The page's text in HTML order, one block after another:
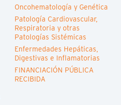
Oncohematología y Genética
Patología Cardiovascular,
Respiratoria y otras
Patologías Sistémicas
Enfermedades Hepáticas,
Digestivas e Inflamatorias
FINANCIACIÓN PÚBLICA
RECIBIDA